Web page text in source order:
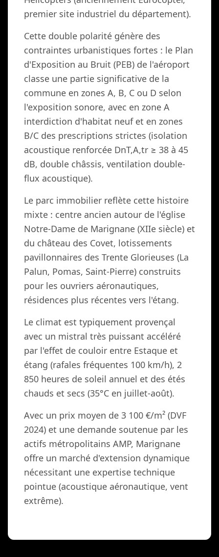
premier site industriel du département).
Cette double polarité génère des
contraintes urbanistiques fortes : le Plan
d'Exposition au Bruit (PEB) de l'aéroport
classe une partie significative de la
commune en zones A, B, C ou D selon
l'exposition sonore, avec en zone A
interdiction d'habitat neuf et en zones
B/C des prescriptions strictes (isolation
acoustique renforcée DnT,A,tr ≥ 38 à 45
dB, double châssis, ventilation double-
flux acoustique).
Le parc immobilier reflète cette histoire
mixte : centre ancien autour de l'église
Notre-Dame de Marignane (XIIe siècle) et
du château des Covet, lotissements
pavillonnaires des Trente Glorieuses (La
Palun, Pomas, Saint-Pierre) construits
pour les ouvriers aéronautiques,
résidences plus récentes vers l'étang.
Le climat est typiquement provençal
avec un mistral très puissant accéléré
par l'effet de couloir entre Estaque et
étang (rafales fréquentes 100 km/h), 2
850 heures de soleil annuel et des étés
chauds et secs (35°C en juillet-août).
Avec un prix moyen de 3 100 €/m² (DVF
2024) et une demande soutenue par les
actifs métropolitains AMP, Marignane
offre un marché d'extension dynamique
nécessitant une expertise technique
pointue (acoustique aéronautique, vent
extrême).